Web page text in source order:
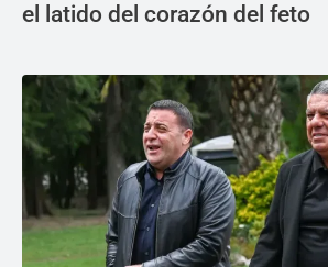
el latido del corazón del feto